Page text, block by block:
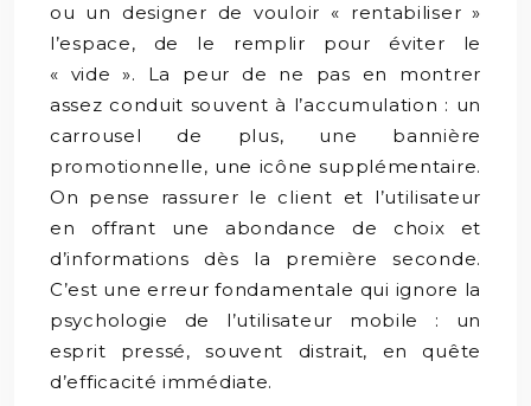
ou un designer de vouloir « rentabiliser »
l’espace, de le remplir pour éviter le
« vide ». La peur de ne pas en montrer
assez conduit souvent à l’accumulation : un
carrousel de plus, une bannière
promotionnelle, une icône supplémentaire.
On pense rassurer le client et l’utilisateur
en offrant une abondance de choix et
d’informations dès la première seconde.
C’est une erreur fondamentale qui ignore la
psychologie de l’utilisateur mobile : un
esprit pressé, souvent distrait, en quête
d’efficacité immédiate.